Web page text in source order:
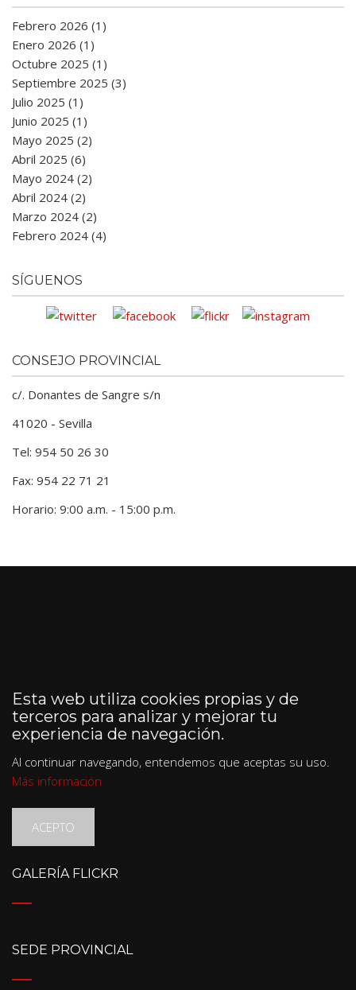
Febrero 2026 (1)
Enero 2026 (1)
Octubre 2025 (1)
Septiembre 2025 (3)
Julio 2025 (1)
Junio 2025 (1)
Mayo 2025 (2)
Abril 2025 (6)
Mayo 2024 (2)
Abril 2024 (2)
Marzo 2024 (2)
Febrero 2024 (4)
SÍGUENOS
CONSEJO PROVINCIAL
c/. Donantes de Sangre s/n
41020 - Sevilla
Tel: 954 50 26 30
Fax: 954 22 71 21
Horario: 9:00 a.m. - 15:00 p.m.
Esta web utiliza cookies propias y de
terceros para analizar y mejorar tu
experiencia de navegación.
Al continuar navegando, entendemos que aceptas su uso.
Más información
ACEPTO
GALERÍA FLICKR
SEDE PROVINCIAL